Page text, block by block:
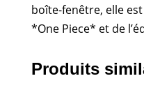
boîte-fenêtre, elle
*One Piece* et de
Produits